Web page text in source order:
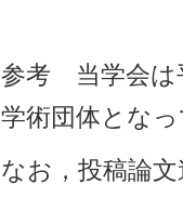
参考 当学会は
学術団体とな
なお，投稿論